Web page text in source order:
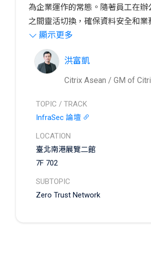
為企業運作的常態。隨著員工在辦
之間靈活切換，確保資料安全和業
得愈加重要。Citrix 作為行業領導
系列創新的解決方案，專門針對這
Citrix 不僅能夠無縫整合雲端與本
供安全的遠端存取，確保使用者在
能安全存取企業應用程式。透過強
存取管理、動態安全策略以及終端
脅。
加入我們的會議，深入了解 Citrix
數位化轉型，並應對當前的挑戰。
與！
顯示更多
洪富凱
Citrix Asean / GM of
TOPIC / TRACK
InfraSec 論壇
LOCATION
臺北南港展覽二館
7F 702
SUBTOPIC
Zero Trust Network